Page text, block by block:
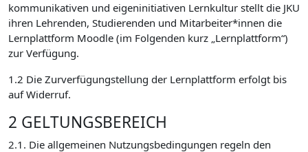
kommunikativen und eigeninitiativen Lernkultur stellt die JKU
ihren Lehrenden, Studierenden und Mitarbeiter*innen die
Lernplattform Moodle (im Folgenden kurz „Lernplattform“)
zur Verfügung.
1.2 Die Zurverfügungstellung der Lernplattform erfolgt bis
auf Widerruf.
2 GELTUNGSBEREICH
2.1. Die allgemeinen Nutzungsbedingungen regeln den